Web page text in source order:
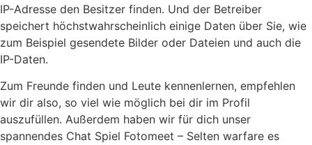
IP-Adresse den Besitzer finden. Und der Betreiber
speichert höchstwahrscheinlich einige Daten über Sie, wie
zum Beispiel gesendete Bilder oder Dateien und auch die
IP-Daten.
Zum Freunde finden und Leute kennenlernen, empfehlen
wir dir also, so viel wie möglich bei dir im Profil
auszufüllen. Außerdem haben wir für dich unser
spannendes Chat Spiel Fotomeet – Selten warfare es